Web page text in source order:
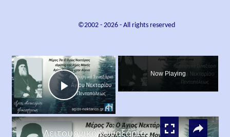
©2002 - 2026- All rights reserved
×
Play
Video
Now Playing
×
Λειτουργικό Συναξάριο Αγίου Νεκταρίου Πενταπόλεως | Μέρος 7ο